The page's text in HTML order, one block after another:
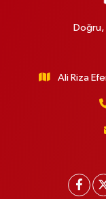
Doğru,
Ali Riza